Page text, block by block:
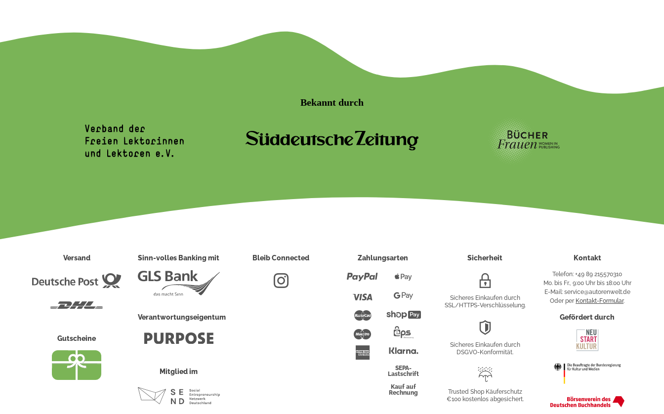
Bekannt durch
Versand
Deutsche
Gutscheine
Sinn-volles Banking mit
Verantwortungseigentum
Mitglied im
Bleib Connected Zahlungsarten
Paypal
Mastercard
Maestro
American
Express
Pay
PayShopify
Überweisung
SEPA-
Lastschrift
Kauf auf
Rechnung
Sicherheit
Verschlüsselung
Sicheres Einkaufen durch
SSL/HTTPS-Verschlüsselung.
Sicheres Einkaufen durch
DSGVO-Konformität.
Käuferschutz
Trusted Shop Käuferschutz
€100 kostenlos abgesichert.
Kontakt
Telefon: +49 89 215570310
Mo. bis Fr., 9:00 Uhr bis 18:00 Uhr
E-Mail: service@autorenwelt.de
Oder per Kontakt-Formular.
Gefördert durch